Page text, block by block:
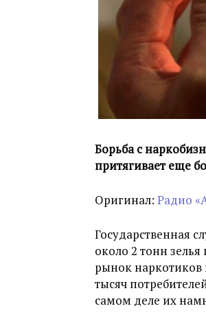
Борьба с
притягивает еще
Оригинал: Радио
Государственная
около 2 тонн
рынок наркотиков
тысяч
самом деле их